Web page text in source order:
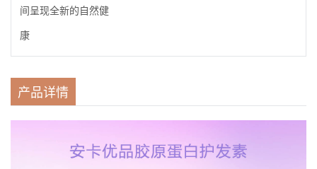
间呈现全新的自然健
康
产品详情